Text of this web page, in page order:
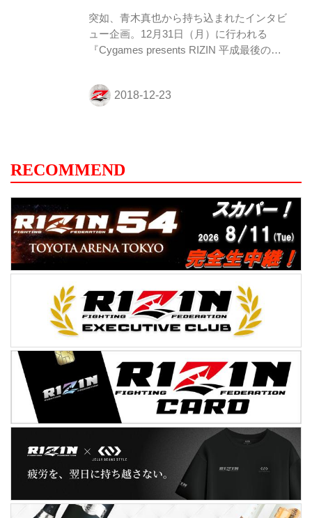
突如、青木真也から持ち込まれたインタビ
ュー企画。12月31日（月）に行われる
『Cygames presents RIZIN 平成最後のや
開！ 大晦日の『Cygames presents
RIZIN.14』開催前の午前中に行われる
北岡悟戦だろう。 これまでの両者の道のり
を観続けて来た人間には、よりその重さが
伝わって来るマッチメイクだが、実はこの
カードが正式に発表されると、両者にとっ
て因縁浅からぬ男が動いた。“バカサバイ...
RECOMMEND